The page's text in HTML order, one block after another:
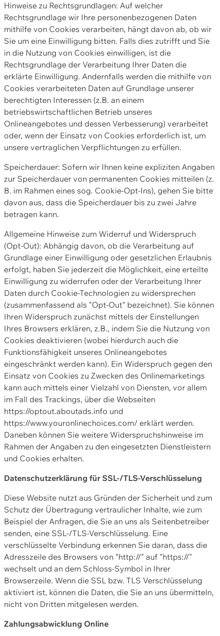
Hinweise zu Rechtsgrundlagen: Auf welcher
Rechtsgrundlage wir Ihre personenbezogenen Daten
mithilfe von Cookies verarbeiten, hängt davon ab, ob wir
Sie um eine Einwilligung bitten. Falls dies zutrifft und Sie
in die Nutzung von Cookies einwilligen, ist die
Rechtsgrundlage der Verarbeitung Ihrer Daten die
erklärte Einwilligung. Andernfalls werden die mithilfe von
Cookies verarbeiteten Daten auf Grundlage unserer
berechtigten Interessen (z.B. an einem
betriebswirtschaftlichen Betrieb unseres
Onlineangebotes und dessen Verbesserung) verarbeitet
oder, wenn der Einsatz von Cookies erforderlich ist, um
unsere vertraglichen Verpflichtungen zu erfüllen.
Speicherdauer: Sofern wir Ihnen keine expliziten Angaben
zur Speicherdauer von permanenten Cookies mitteilen (z.
B. im Rahmen eines sog. Cookie-Opt-Ins), gehen Sie bitte
davon aus, dass die Speicherdauer bis zu zwei Jahre
betragen kann.
Allgemeine Hinweise zum Widerruf und Widerspruch
(Opt-Out): Abhängig davon, ob die Verarbeitung auf
Grundlage einer Einwilligung oder gesetzlichen Erlaubnis
erfolgt, haben Sie jederzeit die Möglichkeit, eine erteilte
Einwilligung zu widerrufen oder der Verarbeitung Ihrer
Daten durch Cookie-Technologien zu widersprechen
(zusammenfassend als "Opt-Out" bezeichnet). Sie können
Ihren Widerspruch zunächst mittels der Einstellungen
Ihres Browsers erklären, z.B., indem Sie die Nutzung von
Cookies deaktivieren (wobei hierdurch auch die
Funktionsfähigkeit unseres Onlineangebotes
eingeschränkt werden kann). Ein Widerspruch gegen den
Einsatz von Cookies zu Zwecken des Onlinemarketings
kann auch mittels einer Vielzahl von Diensten, vor allem
im Fall des Trackings, über die Webseiten
https://optout.aboutads.info und
https://www.youronlinechoices.com/ erklärt werden.
Daneben können Sie weitere Widerspruchshinweise im
Rahmen der Angaben zu den eingesetzten Dienstleistern
und Cookies erhalten.
Datenschutzerklärung für SSL-/TLS-Verschlüsselung
Diese Website nutzt aus Gründen der Sicherheit und zum
Schutz der Übertragung vertraulicher Inhalte, wie zum
Beispiel der Anfragen, die Sie an uns als Seitenbetreiber
senden, eine SSL-/TLS-Verschlüsselung. Eine
verschlüsselte Verbindung erkennen Sie daran, dass die
Adresszeile des Browsers von "http://" auf "https://"
wechselt und an dem Schloss-Symbol in Ihrer
Browserzeile. Wenn die SSL bzw. TLS Verschlüsselung
aktiviert ist, können die Daten, die Sie an uns übermitteln,
nicht von Dritten mitgelesen werden.
Zahlungsabwicklung Online